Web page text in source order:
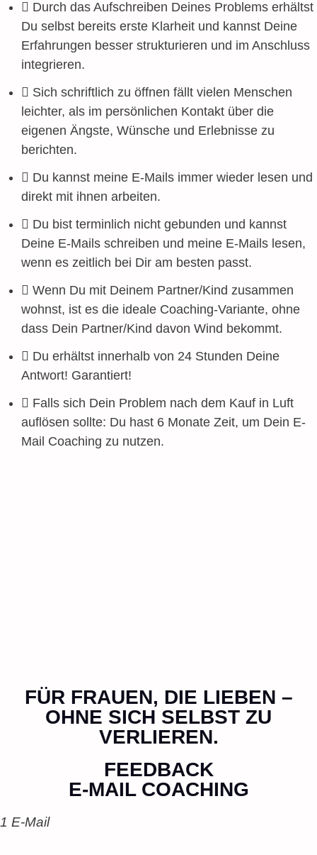
Durch das Aufschreiben Deines Problems erhältst
Du selbst bereits erste Klarheit und kannst Deine
Erfahrungen besser strukturieren und im Anschluss
integrieren.
Sich schriftlich zu öffnen fällt vielen Menschen
leichter, als im persönlichen Kontakt über die
eigenen Ängste, Wünsche und Erlebnisse zu
berichten.
Du kannst meine E-Mails immer wieder lesen und
direkt mit ihnen arbeiten.
Du bist terminlich nicht gebunden und kannst
Deine E-Mails schreiben und meine E-Mails lesen,
wenn es zeitlich bei Dir am besten passt.
Wenn Du mit Deinem Partner/Kind zusammen
wohnst, ist es die ideale Coaching-Variante, ohne
dass Dein Partner/Kind davon Wind bekommt.
Du erhältst innerhalb von 24 Stunden Deine
Antwort! Garantiert!
Falls sich Dein Problem nach dem Kauf in Luft
auflösen sollte: Du hast 6 Monate Zeit, um Dein E-
Mail Coaching zu nutzen.
FÜR FRAUEN, DIE LIEBEN –
OHNE SICH SELBST ZU
VERLIEREN.
FEEDBACK
E-MAIL COACHING
1 E-Mail